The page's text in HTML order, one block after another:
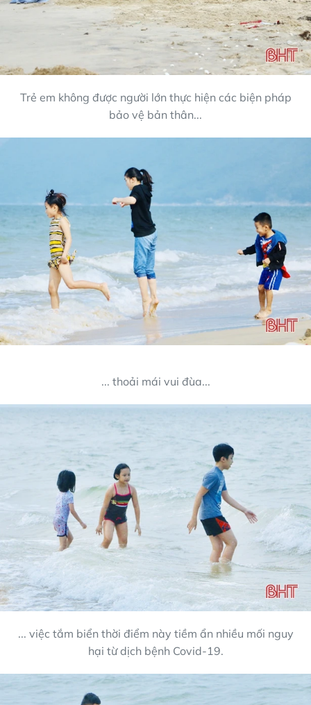
Trẻ em không được người lớn thực hiện các biện pháp
bảo vệ bản thân...
... thoải mái vui đùa...
... việc tắm biển thời điểm này tiềm ẩn nhiều mối nguy
hại từ dịch bệnh Covid-19.